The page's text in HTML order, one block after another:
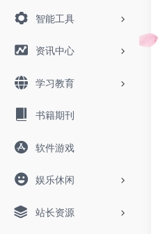
智能工具
资讯中心
学习教育
书籍期刊
软件游戏
娱乐休闲
站长资源